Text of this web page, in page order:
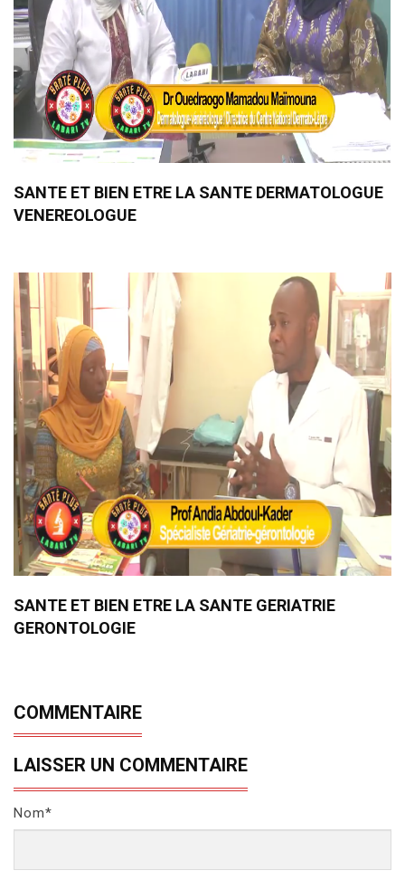
SANTE ET BIEN ETRE LA SANTE DERMATOLOGUE
VENEREOLOGUE
SANTE ET BIEN ETRE LA SANTE GERIATRIE
GERONTOLOGIE
COMMENTAIRE
LAISSER UN COMMENTAIRE
Nom*